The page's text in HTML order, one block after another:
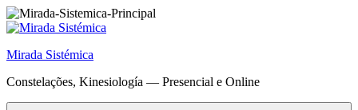
Saltar
para
conteúdo
Mirada Sistémica
Constelações, Kinesiología — Presencial e Online